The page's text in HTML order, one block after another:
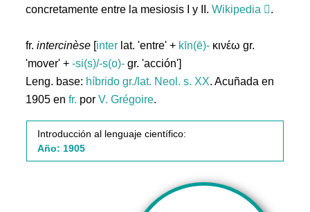
concretamente entre la mesiosis I y II.Wikipedia .
fr.intercinèse [inter lat. 'entre' + kīn(ē)- κινέω gr.
'mover' +-si(s)/-s(o)- gr. 'acción']
Leng. base: híbrido gr./lat. Neol. s. XX. Acuñada en
1905 enfr. porV. Grégoire.
Introducción al lenguaje científico:
Año: 1905